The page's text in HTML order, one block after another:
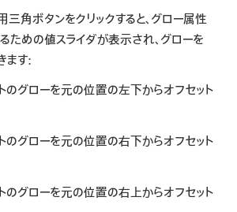
三角ボタンをクリックすると、グロー属性
ための値スライダが表示され、グローを
ます:
のグローを元の位置の左下からオフセット
のグローを元の位置の右下からオフセット
のグローを元の位置の右上からオフセット